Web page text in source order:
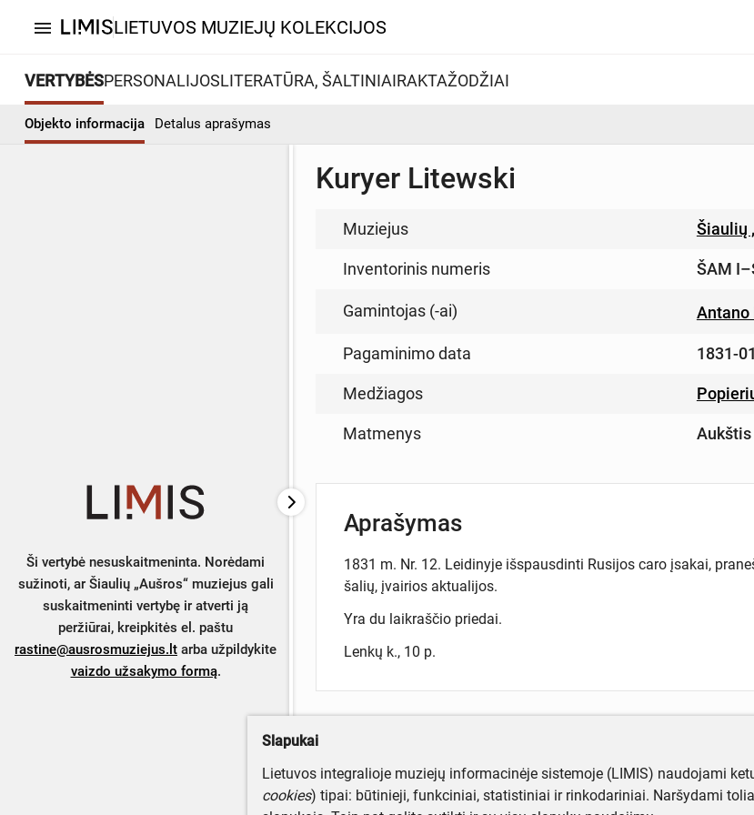
menu LIETUVOS MUZIEJŲ KOLEKCIJOS
VERTYBĖSPERSONALIJOSLITERATŪRA, ŠALTINIAIRAKTAŽODŽIAI
Objekto informacija Detalus aprašymas
Ši vertybė nesuskaitmeninta. Norėdami
sužinoti, ar Šiaulių „Aušros“ muziejus gali
suskaitmeninti vertybę ir atverti ją
peržiūrai, kreipkitės el. paštu
rastine@ausrosmuziejus.lt arba užpildykite
vaizdo užsakymo formą.
Kuryer Litewski
Muziejus Šiaulių
Inventorinis numeris ŠAM
Gamintojas (-ai) Antano
Pagaminimo data 1831-
Medžiagos
Matmenys Aukštis
Aprašymas
1831 m. Nr. 12. Leidinyje išspausdinti Rusijos caro įsakai,
šalių, įvairios aktualijos.
Yra du laikraščio priedai.
Lenkų k., 10 p.
Parašykite mums!
Slapukai
Lietuvos integralioje muziejų informacinėje sistemoje (LIMIS) naudojami
cookies) tipai: būtinieji, funkciniai, statistiniai ir rinkodariniai. Naršydami